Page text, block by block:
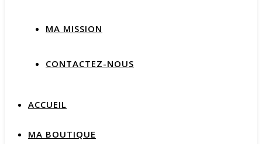
MA MISSION
CONTACTEZ-NOUS
ACCUEIL
MA BOUTIQUE